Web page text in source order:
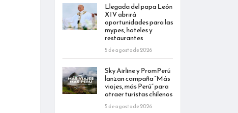
Llegada del papa León
XIV abrirá
oportunidades para las
mypes, hoteles y
restaurantes
5 de agosto de 2026
Sky Airline y PromPerú
lanzan campaña “Más
viajes, más Perú” para
atraer turistas chilenos
5 de agosto de 2026